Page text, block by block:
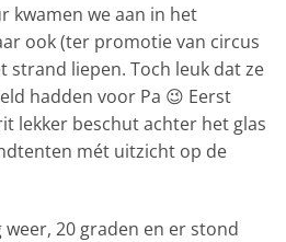
kwamen we aan in het
ook (ter promotie van circus
strand liepen. Toch leuk dat ze
hadden voor Pa 😉 Eerst
lekker beschut achter het glas
mét uitzicht op de
20 graden en er stond